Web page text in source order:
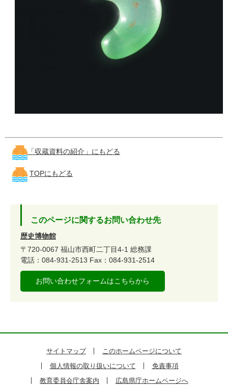
「収蔵資料の紹介」にもどる
TOPにもどる
このページに関するお問い合わせ先
歴史博物館
〒720-0067 福山市西町二丁目4-1 総務課
電話：084-931-2513 Fax：084-931-2514
お問い合わせフォームはこちらから
サイトマップ
このホームページについて
個人情報の取り扱いについて
免責事項
教育委員会庁舎案内
広島県庁ホームページへ